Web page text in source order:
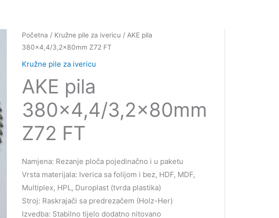
Početna / Kružne pile za ivericu / AKE pila
380×4,4/3,2x80mm Z72 FT
Kružne pile za ivericu
AKE pila
380×4,4/3,2x80mm
Z72 FT
Namjena: Rezanje ploča pojedinačno i u paketu
Vrsta materijala: Iverica sa folijom i bez, HDF, MDF,
Multiplex, HPL, Duroplast (tvrda plastika)
Stroj: Raskrajači sa predrezačem (Holz-Her)
Izvedba: Stabilno tijelo dodatno nitovano